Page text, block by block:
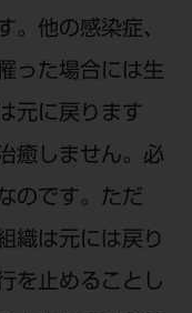
。他の感染症、
った場合には生
元に戻ります
癒しません。必
のです。ただ
織は元には戻り
を止めることし
モリタ各担当営
て